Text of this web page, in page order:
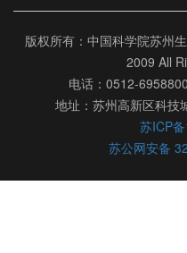
版权所有：中国科学院苏州
2009 All
电话：0512-
地址：苏州高新区科技
苏ICP
苏公网安备